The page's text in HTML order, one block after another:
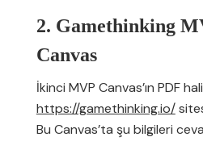
2. Gamethinking
Canvas
İkinci MVP Canvas’ın PDF
https://gamethinking.io/
Bu Canvas’ta şu bilgileri